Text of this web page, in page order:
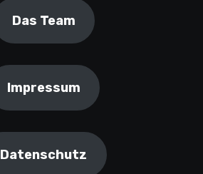
Das Team
Impressum
Datenschutz